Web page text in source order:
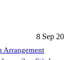
8 Sep 20
Arrangement